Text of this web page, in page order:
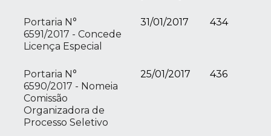
Portaria N°
6591/2017 - Concede
Licença Especial
31/01/2017 434
Portaria N°
6590/2017 - Nomeia
Comissão
Organizadora de
Processo Seletivo
25/01/2017 436